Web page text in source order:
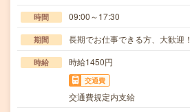
時間 09:00～17:30
期間 長期でお仕事できる方、大歓迎！
時給 時給1450円
交通費
交通費規定内支給